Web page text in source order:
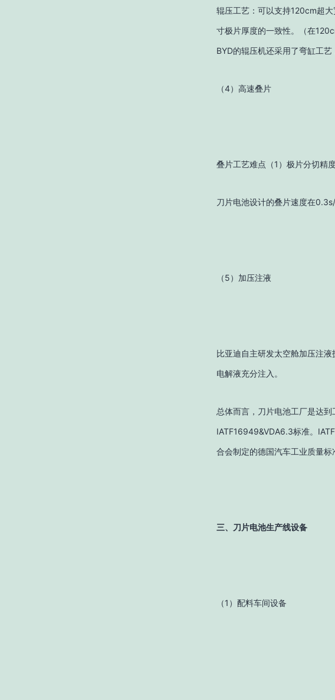
辊压工艺：可以支持120cm超
寸极片厚度的一致性。（在
BYD的辊压机还采用了弯缸工
（4）高速叠片
叠片工艺难点（1）极片分切精
刀片电池设计的叠片速度在
（5）加压注液
比亚迪自主研发太空舱加压注
电解液充分注入。
总体而言，刀片电池工厂是达
IATF16949&VDA6.3标准。
合会制定的德国汽车工业质量标
三、刀片电池生产线设备
（1）配料车间设备